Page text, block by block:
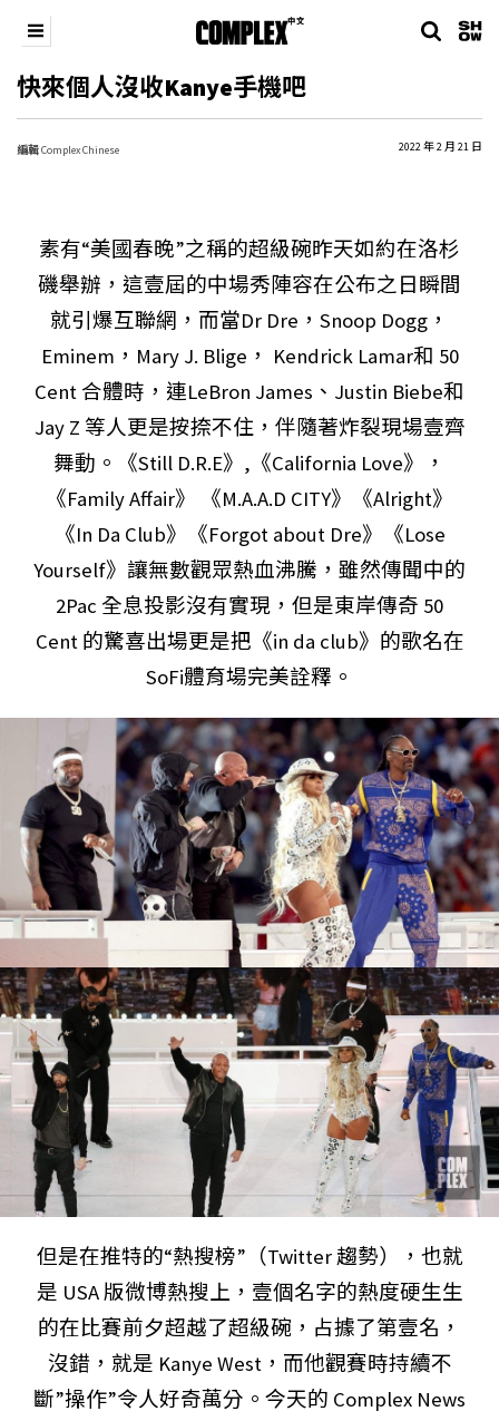
快來個人沒收Kanye手機吧
編輯Complex Chinese 2022 年 2 月 21 日
素有“美國春晚”之稱的超級碗昨天如約在洛杉
磯舉辦，這壹屆的中場秀陣容在公布之日瞬間
就引爆互聯網，而當Dr Dre，Snoop Dogg，
Eminem，Mary J. Blige， Kendrick Lamar和 50
Cent 合體時，連LeBron James、Justin Biebe和
Jay Z 等人更是按捺不住，伴隨著炸裂現場壹齊
舞動。《Still D.R.E》,《California Love》，
《Family Affair》 《M.A.A.D CITY》《Alright》
《In Da Club》《Forgot about Dre》《Lose
Yourself》讓無數觀眾熱血沸騰，雖然傳聞中的
2Pac 全息投影沒有實現，但是東岸傳奇 50
Cent 的驚喜出場更是把《in da club》的歌名在
SoFi體育場完美詮釋。
但是在推特的“熱搜榜”（Twitter 趨勢），也就
是 USA 版微博熱搜上，壹個名字的熱度硬生生
的在比賽前夕超越了超級碗，占據了第壹名，
沒錯，就是 Kanye West，而他觀賽時持續不
斷”操作”令人好奇萬分。今天的 Complex News